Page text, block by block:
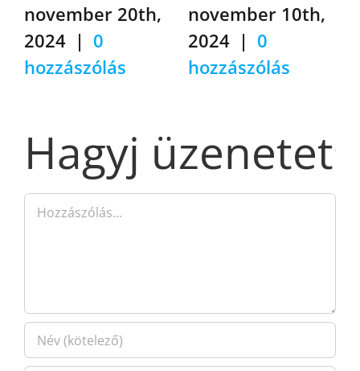
november 20th,
2024 | 0
hozzászólás
november 10th,
2024 | 0
hozzászólás
Hagyj üzenetet
Hozzászólás